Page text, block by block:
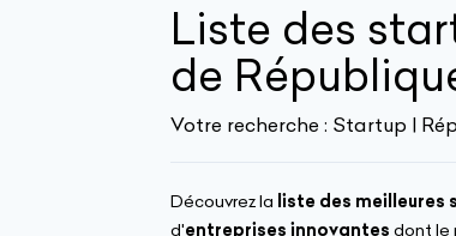
Liste des
de
Votre recherche : Startup |
Découvrez la liste des
d'entreprises innovantes dont le